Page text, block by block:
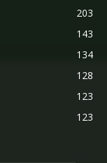
203
143
134
128
123
123